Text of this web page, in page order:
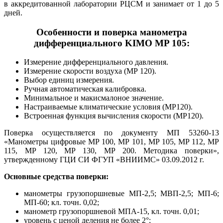
в аккредитованной лаборатории РЦСМ и занимает от 1 до 5
дней.
Особенности и поверка манометра
дифференциального KIMO MP 105:
Измерение дифференциального давления.
Измерение скорости воздуха (МР 120).
Выбор единиц измерения.
Ручная автоматическая калибровка.
Минимальное и макисмалоное значение.
Настраиваемые климатические условия (МР120).
Встроенная функция вычисления скорости (МР120).
Поверка осуществляется по документу МП 53260-13
«Манометры цифровые MP 100, MP 101, MP 105, MP 112, MP
115, MP 120, MP 130, MP 200. Методика поверки»,
утвержденному ГЦИ СИ ФГУП «ВНИИМС» 03.09.2012 г.
Основные средства поверки:
манометры грузопоршневые МП-2,5; МВП-2,5; МП-6;
МП-60; кл. точн. 0,02;
манометр грузопоршневой МПА-15, кл. точн. 0,01;
уровень с ценой деления не более 2°;